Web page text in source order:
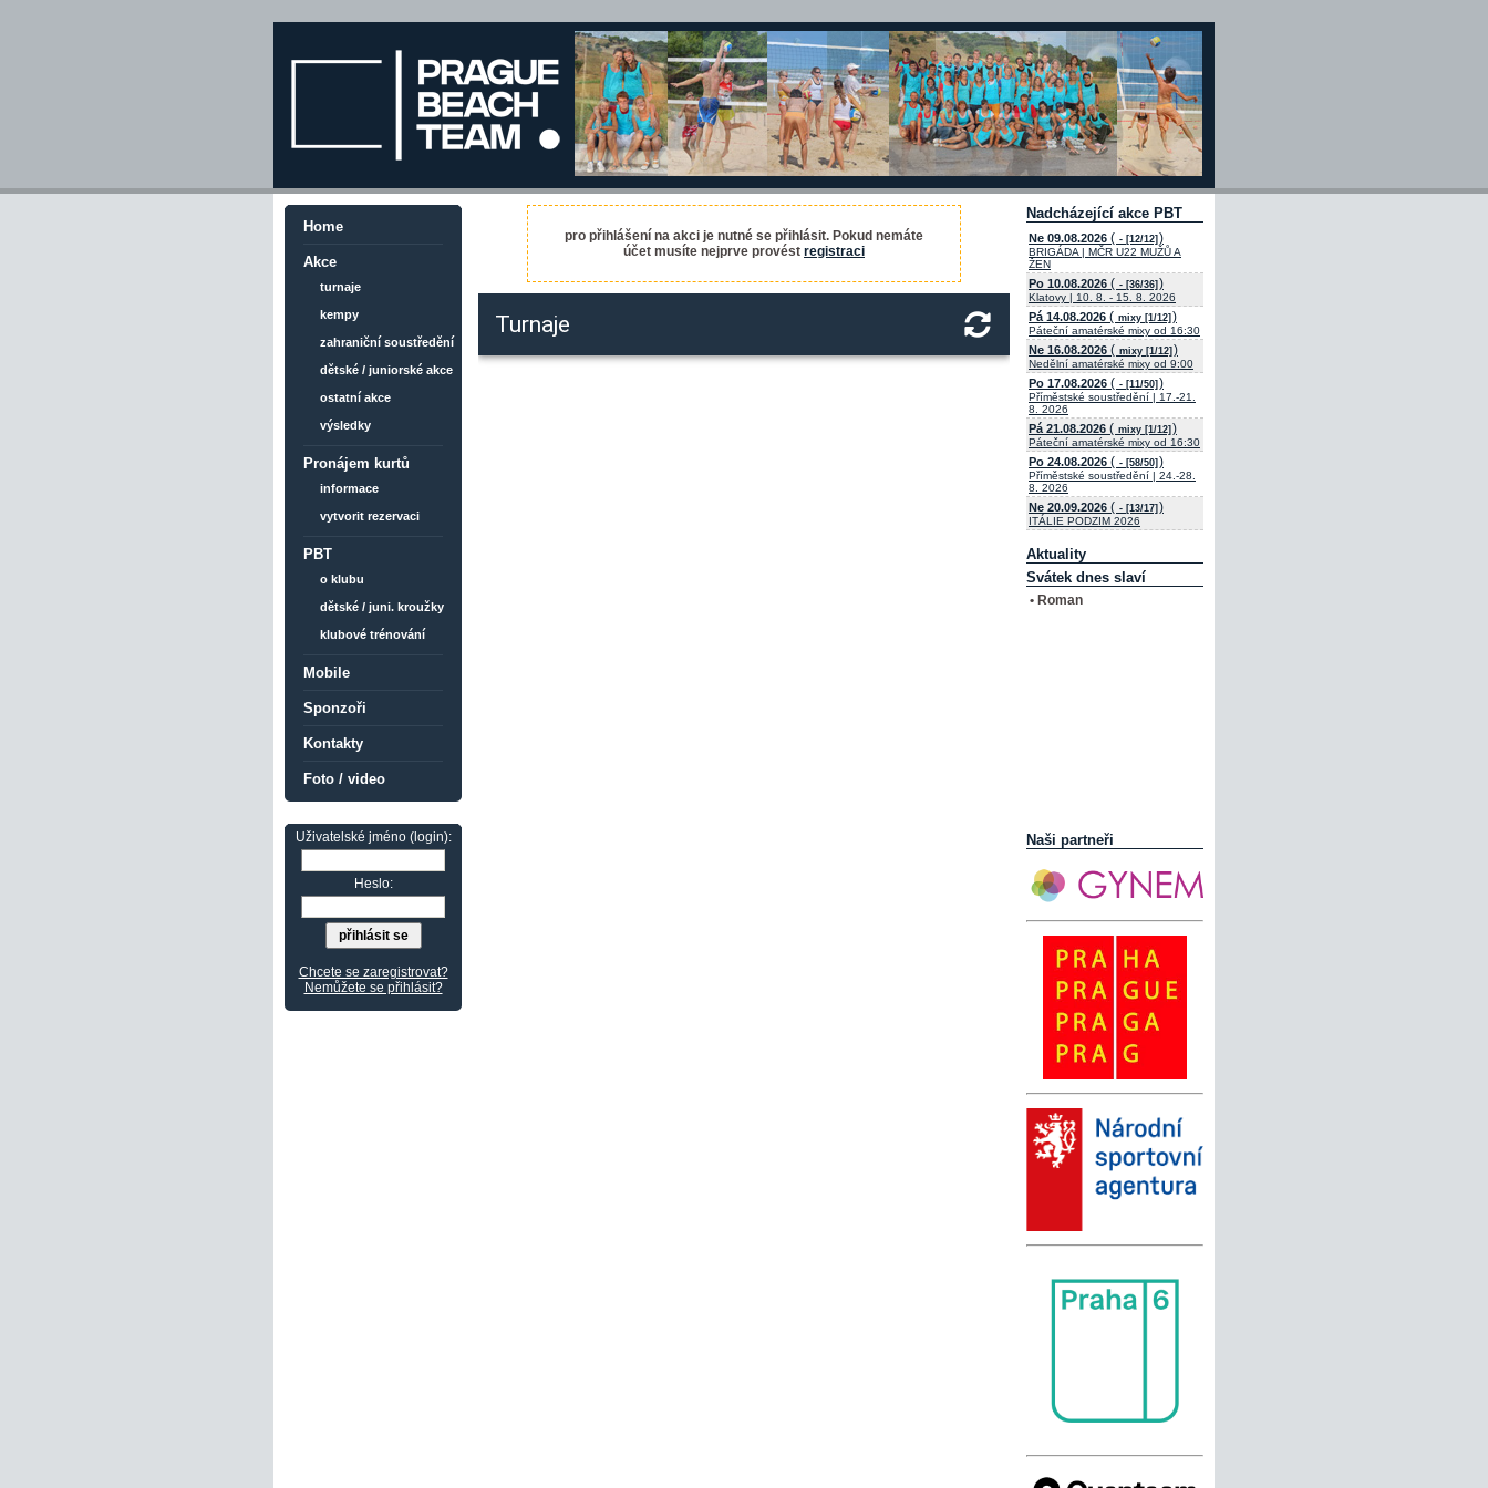
Home
Akce
turnaje
kempy
zahraniční soustředění
dětské / juniorské akce
ostatní akce
výsledky
Pronájem kurtů
informace
vytvorit rezervaci
PBT
o klubu
dětské / juni. kroužky
klubové trénování
Mobile
Sponzoři
Kontakty
Foto / video
Uživatelské jméno (login):
Heslo:
Chcete se zaregistrovat?
Nemůžete se přihlásit?
pro přihlášení na akci je nutné se přihlásit. Pokud nemáte
účet musíte nejprve provést registraci
Nadcházející akce PBT
Ne 09.08.2026 ( - [12/12] )
BRIGÁDA | MČR U22 MUŽŮ A
ŽEN
Po 10.08.2026 ( - [36/36] )
Klatovy | 10. 8. - 15. 8. 2026
Pá 14.08.2026 ( mixy [1/12] )
Páteční amatérské mixy od 16:30
Ne 16.08.2026 ( mixy [1/12] )
Nedělní amatérské mixy od 9:00
Po 17.08.2026 ( - [11/50] )
Příměstské soustředění | 17.-21.
8. 2026
Pá 21.08.2026 ( mixy [1/12] )
Páteční amatérské mixy od 16:30
Po 24.08.2026 ( - [58/50] )
Příměstské soustředění | 24.-28.
8. 2026
Ne 20.09.2026 ( - [13/17] )
ITÁLIE PODZIM 2026
Aktuality
Svátek dnes slaví
• Roman
Naši partneři